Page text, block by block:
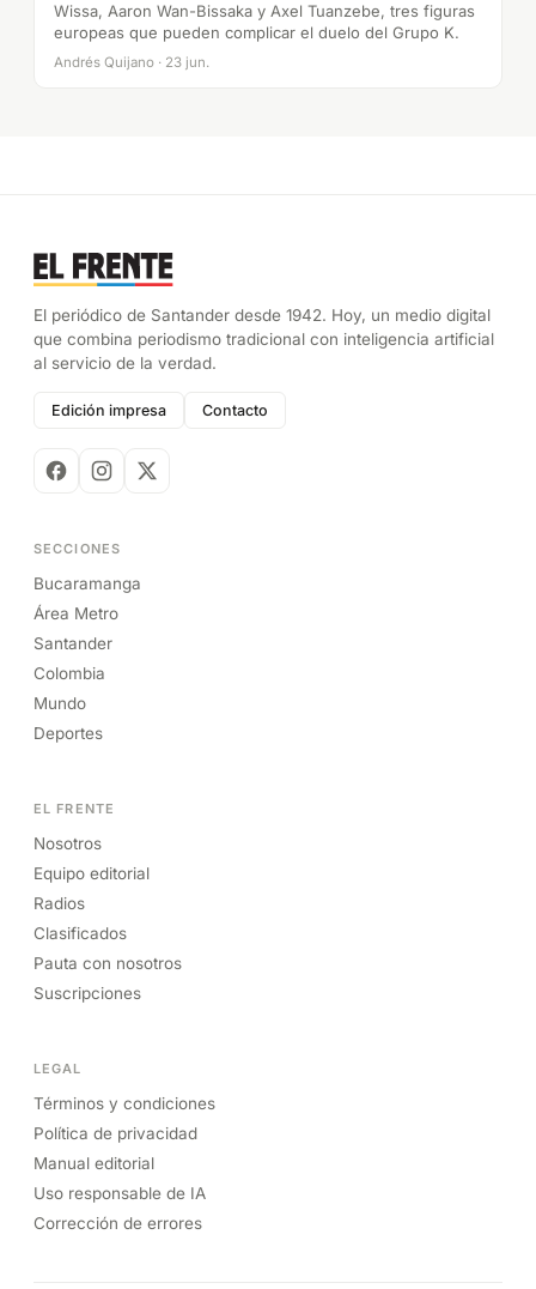
Wissa, Aaron Wan-Bissaka y Axel Tuanzebe, tres figuras
europeas que pueden complicar el duelo del Grupo K.
Andrés Quijano · 23 jun.
El periódico de Santander desde 1942. Hoy, un medio digital
que combina periodismo tradicional con inteligencia artificial
al servicio de la verdad.
Edición impresa Contacto
SECCIONES
Bucaramanga
Área Metro
Santander
Colombia
Mundo
Deportes
EL FRENTE
Nosotros
Equipo editorial
Radios
Clasificados
Pauta con nosotros
Suscripciones
LEGAL
Términos y condiciones
Política de privacidad
Manual editorial
Uso responsable de IA
Corrección de errores